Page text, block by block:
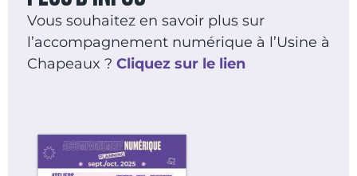
Vous souhaitez en savoir plus sur
l’accompagnement numérique à l’Usine à
Chapeaux ? Cliquez sur le lien